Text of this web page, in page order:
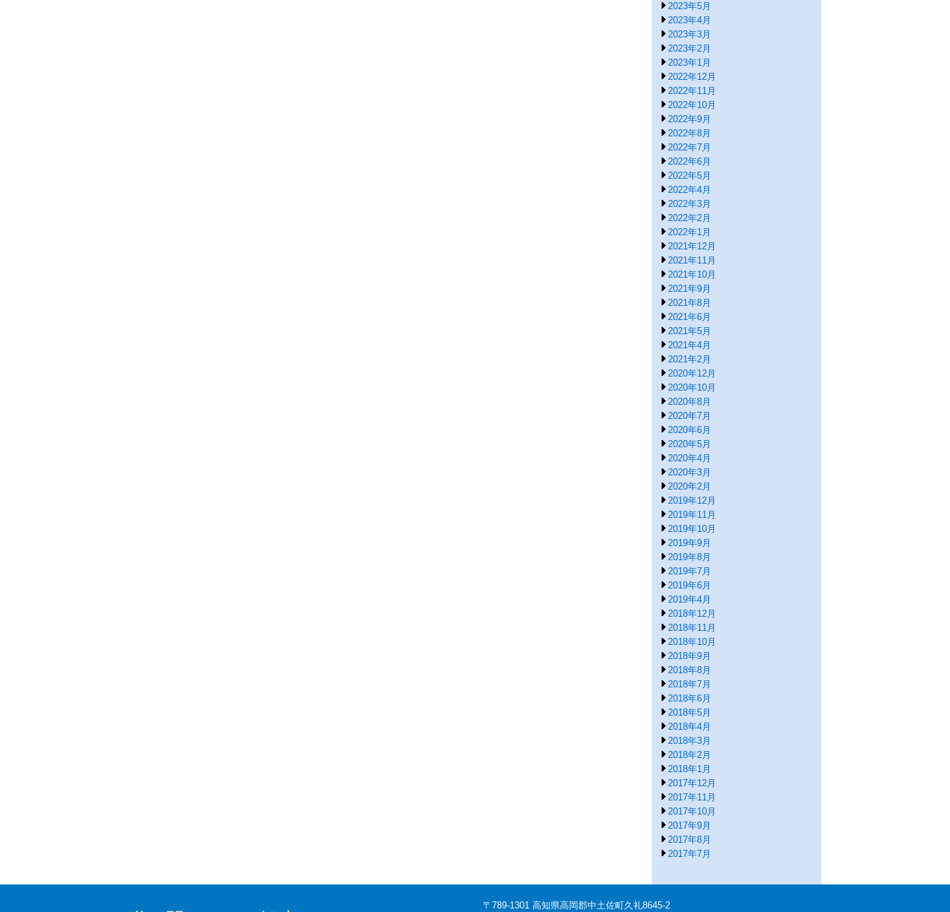
2023年5月
2023年4月
2023年3月
2023年2月
2023年1月
2022年12月
2022年11月
2022年10月
2022年9月
2022年8月
2022年7月
2022年6月
2022年5月
2022年4月
2022年3月
2022年2月
2022年1月
2021年12月
2021年11月
2021年10月
2021年9月
2021年8月
2021年6月
2021年5月
2021年4月
2021年2月
2020年12月
2020年10月
2020年8月
2020年7月
2020年6月
2020年5月
2020年4月
2020年3月
2020年2月
2019年12月
2019年11月
2019年10月
2019年9月
2019年8月
2019年7月
2019年6月
2019年4月
2018年12月
2018年11月
2018年10月
2018年9月
2018年8月
2018年7月
2018年6月
2018年5月
2018年4月
2018年3月
2018年2月
2018年1月
2017年12月
2017年11月
2017年10月
2017年9月
2017年8月
2017年7月
〒789-1301 高知県高岡郡中土佐町久礼8645-2